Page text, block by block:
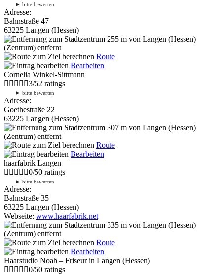
► bitte bewerten
Adresse:
Bahnstraße 47
63225 Langen (Hessen)
255 m von Langen (Hessen)
(Zentrum) entfernt
Route
Bearbeiten
Cornelia Winkel-Sittmann
3/52 ratings
► bitte bewerten
Adresse:
Goethestraße 22
63225 Langen (Hessen)
307 m von Langen (Hessen)
(Zentrum) entfernt
Route
Bearbeiten
haarfabrik Langen
0/50 ratings
► bitte bewerten
Adresse:
Bahnstraße 35
63225 Langen (Hessen)
Webseite: www.haarfabrik.net
335 m von Langen (Hessen)
(Zentrum) entfernt
Route
Bearbeiten
Haarstudio Noah – Friseur in Langen (Hessen)
0/50 ratings